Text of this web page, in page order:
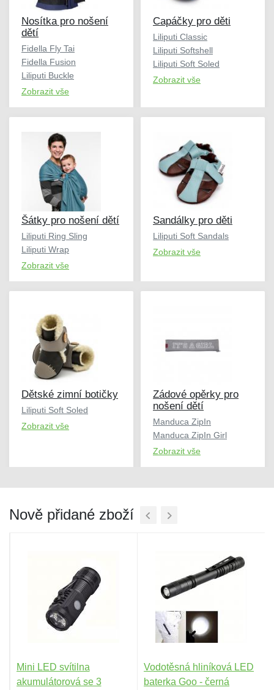
Nosítka pro nošení
dětí
Fidella Fly Tai
Fidella Fusion
Liliputi Buckle
Zobrazit vše
Capáčky pro děti
Liliputi Classic
Liliputi Softshell
Liliputi Soft Soled
Zobrazit vše
Šátky pro nošení dětí
Liliputi Ring Sling
Liliputi Wrap
Zobrazit vše
Sandálky pro děti
Liliputi Soft Sandals
Zobrazit vše
Dětské zimní botičky
Liliputi Soft Soled
Zobrazit vše
Zádové opěrky pro
nošení dětí
Manduca ZipIn
Manduca ZipIn Girl
Zobrazit vše
Nově přidané zboží
Mini LED svítilna
akumulátorová se 3
Vodotěsná hliníková LED
baterka Goo - černá